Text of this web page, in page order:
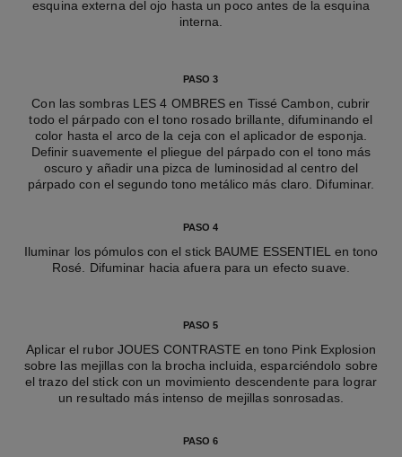
esquina externa del ojo hasta un poco antes de la esquina
interna.
PASO 3
Con las sombras LES 4 OMBRES en Tissé Cambon, cubrir
todo el párpado con el tono rosado brillante, difuminando el
color hasta el arco de la ceja con el aplicador de esponja.
Definir suavemente el pliegue del párpado con el tono más
oscuro y añadir una pizca de luminosidad al centro del
párpado con el segundo tono metálico más claro. Difuminar.
PASO 4
Iluminar los pómulos con el stick BAUME ESSENTIEL en tono
Rosé. Difuminar hacia afuera para un efecto suave.
PASO 5
Aplicar el rubor JOUES CONTRASTE en tono Pink Explosion
sobre las mejillas con la brocha incluida, esparciéndolo sobre
el trazo del stick con un movimiento descendente para lograr
un resultado más intenso de mejillas sonrosadas.
PASO 6